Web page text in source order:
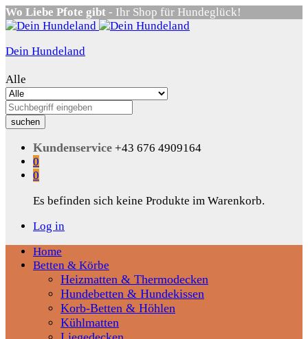
Wo Liebe Pfote gibt - Ihr Shop für Hundeglück!
Dein Hundeland
Alle
suchen
Kundenservice +43 676 4909164
0
0
Es befinden sich keine Produkte im Warenkorb.
Log in
Home
Betten & Körbe
Heizmatten & Thermodecken
Hundebetten & Hundekissen
Korb-Betten & Höhlen
Kühlmatten